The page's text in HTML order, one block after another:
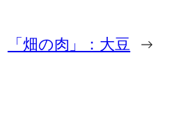
「畑の肉」：大豆 →